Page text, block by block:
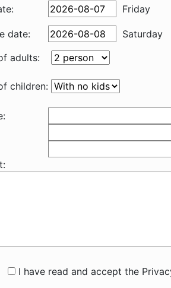
Friday
date:
Saturday
adults:
children:
I have read and accept the